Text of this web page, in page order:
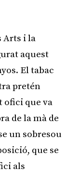
Arts i la
aquest
El tabac
pretén
ofici que va
de la mà de
un sobresou
que se
als